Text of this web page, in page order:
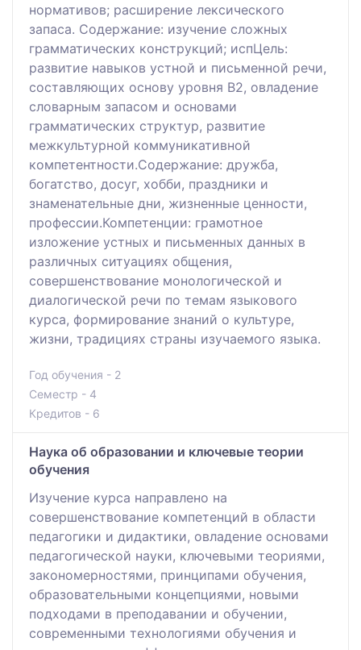
нормативов; расширение лексического
запаса. Содержание: изучение сложных
грамматических конструкций; испЦель:
развитие навыков устной и письменной речи,
составляющих основу уровня В2, овладение
словарным запасом и основами
грамматических структур, развитие
межкультурной коммуникативной
компетентности.Содержание: дружба,
богатство, досуг, хобби, праздники и
знаменательные дни, жизненные ценности,
профессии.Компетенции: грамотное
изложение устных и письменных данных в
различных ситуациях общения,
совершенствование монологической и
диалогической речи по темам языкового
курса, формирование знаний о культуре,
жизни, традициях страны изучаемого языка.
Год обучения - 2
Семестр - 4
Кредитов - 6
Наука об образовании и ключевые теории
обучения
Изучение курса направлено на
совершенствование компетенций в области
педагогики и дидактики, овладение основами
педагогической науки, ключевыми теориями,
закономерностями, принципами обучения,
образовательными концепциями, новыми
подходами в преподавании и обучении,
современными технологиями обучения и